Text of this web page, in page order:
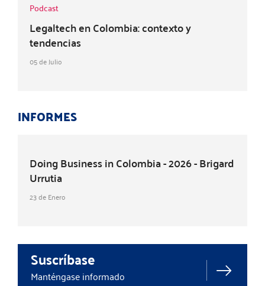
Podcast
Legaltech en Colombia: contexto y
tendencias
05 de Julio
INFORMES
Doing Business in Colombia - 2026 - Brigard
Urrutia
23 de Enero
Suscríbase
Manténgase informado